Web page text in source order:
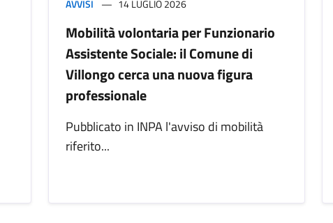
AVVISI 14 LUGLIO 2026
Mobilità volontaria per Funzionario
Assistente Sociale: il Comune di
Villongo cerca una nuova figura
professionale
Pubblicato in INPA l'avviso di mobilità
riferito...